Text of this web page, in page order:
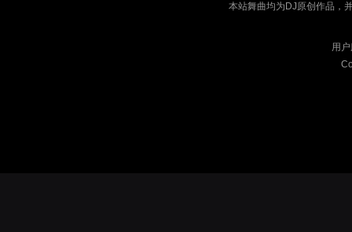
本站舞曲均为DJ原创作品，
用